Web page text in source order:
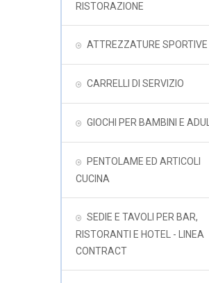
RISTORAZIONE
ATTREZZATURE SPORTIVE
CARRELLI DI SERVIZIO
GIOCHI PER BAMBINI E
PENTOLAME ED ARTICOLI
CUCINA
SEDIE E TAVOLI PER BAR,
RISTORANTI E HOTEL - LINEA
CONTRACT